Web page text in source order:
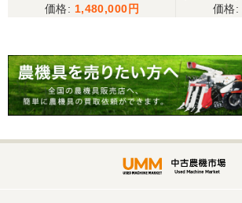
1,480,000